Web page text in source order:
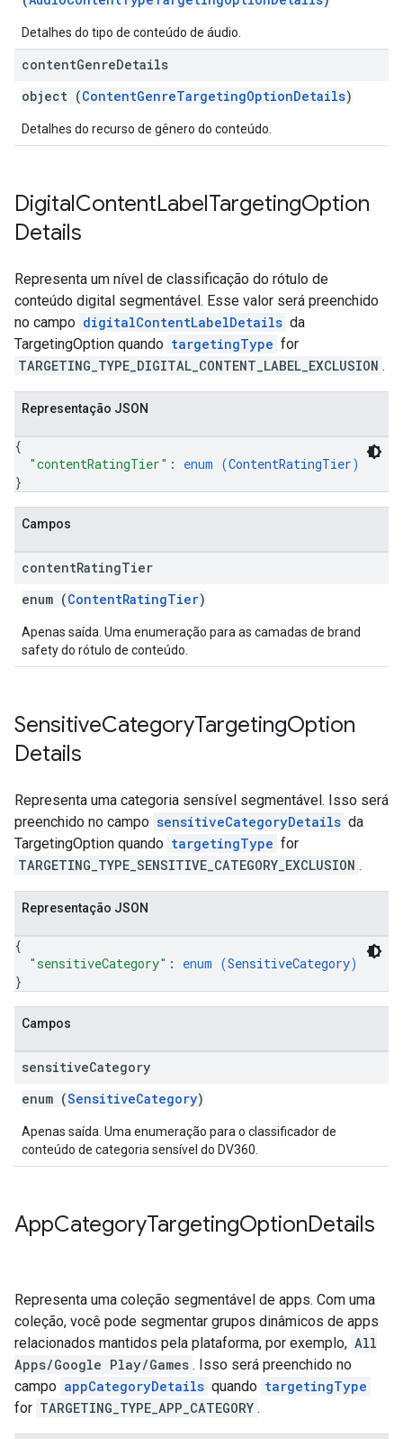
Detalhes do tipo de conteúdo de áudio.
contentGenreDetails
object (ContentGenreTargetingOptionDetails)
Detalhes do recurso de gênero do conteúdo.
DigitalContentLabelTargetingOption
Details
Representa um nível de classificação do rótulo de
conteúdo digital segmentável. Esse valor será preenchido
no campo digitalContentLabelDetails da
TargetingOption quando targetingType for
TARGETING_TYPE_DIGITAL_CONTENT_LABEL_EXCLUSION .
Representação JSON
{
"contentRatingTier" : enum (ContentRatingTier)
}
Campos
contentRatingTier
enum (ContentRatingTier)
Apenas saída. Uma enumeração para as camadas de brand
safety do rótulo de conteúdo.
SensitiveCategoryTargetingOption
Details
Representa uma categoria sensível segmentável. Isso será
preenchido no campo sensitiveCategoryDetails da
TargetingOption quando targetingType for
TARGETING_TYPE_SENSITIVE_CATEGORY_EXCLUSION .
Representação JSON
{
"sensitiveCategory" : enum (SensitiveCategory)
}
Campos
sensitiveCategory
enum (SensitiveCategory)
Apenas saída. Uma enumeração para o classificador de
conteúdo de categoria sensível do DV360.
AppCategoryTargetingOptionDetails
Representa uma coleção segmentável de apps. Com uma
coleção, você pode segmentar grupos dinâmicos de apps
relacionados mantidos pela plataforma, por exemplo, All
Apps/Google Play/Games . Isso será preenchido no
campo appCategoryDetails quando targetingType
for TARGETING_TYPE_APP_CATEGORY .